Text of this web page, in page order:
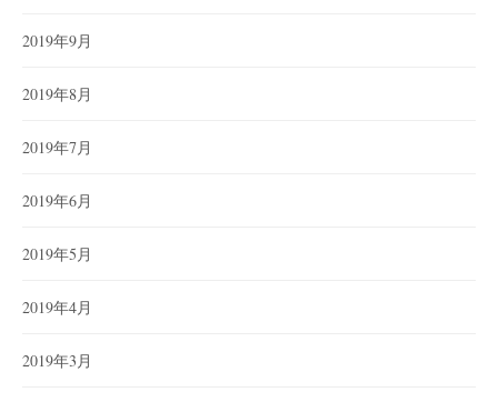
2019年9月
2019年8月
2019年7月
2019年6月
2019年5月
2019年4月
2019年3月